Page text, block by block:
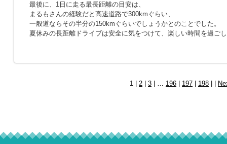
最後に、1日に走る最長距離の目安は、
まるもさんの経験だと高速道路で300kmぐらい、
一般道ならその半分の150kmぐらいでしょうかとのことでした。
夏休みの長距離ドライブは安全に気をつけて、楽しい時間を過ご
1 | 2 3 | … 196 197 198